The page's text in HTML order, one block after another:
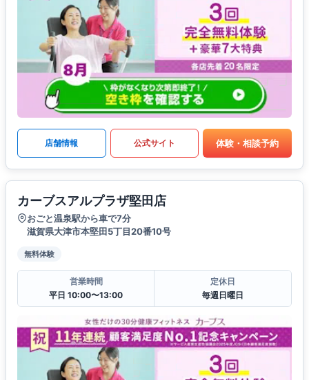
店舗情報 公式サイト 体験・相談予約
カーブスアルプラザ堅田店
おごと温泉駅から車で7分
滋賀県大津市本堅田5丁目20番10号
無料体験
営業時間
平日 10:00〜13:00
定休日
毎週日曜日